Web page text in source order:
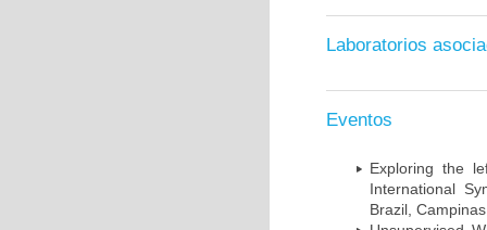
Laboratorios
Eventos
Exploring the
International
Brazil,